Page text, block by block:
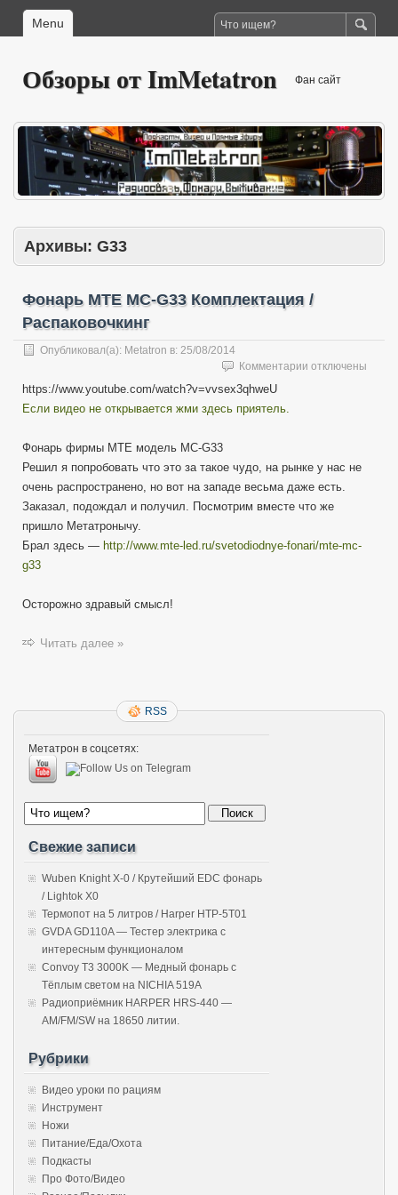
Menu
Обзоры от ImMetatron Фан сайт
Архивы: G33
Фонарь MTE MC-G33 Комплектация /
Распаковочкинг
Опубликовал(а): Metatron в: 25/08/2014
Комментарии к
Распаковочкинг
отключены
https://www.youtube.com/watch?v=vvsex3qhweU
Если видео не открывается жми здесь приятель.
Фонарь фирмы MTE модель MC-G33
Решил я попробовать что это за такое чудо, на рынке у нас не
очень распространено, но вот на западе весьма даже есть.
Заказал, подождал и получил. Посмотрим вместе что же
пришло Метатронычу.
Брал здесь — http://www.mte-led.ru/svetodiodnye-fonari/mte-mc-
g33
Осторожно здравый смысл!
Читать далее »
RSS
Метатрон в соцсетях:
Свежие записи
Wuben Knight X-0 / Крутейший EDC фонарь
/ Lightok X0
Термопот на 5 литров / Harper HTP-5T01
GVDA GD110A — Тестер электрика с
интересным функционалом
Convoy T3 3000K — Медный фонарь с
Тёплым светом на NICHIA 519A
Радиоприёмник HARPER HRS-440 —
AM/FM/SW на 18650 литии.
Рубрики
Видео уроки по рациям
Инструмент
Ножи
Питание/Еда/Охота
Подкасты
Про Фото/Видео